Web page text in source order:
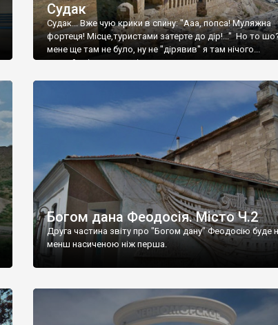
Судак
Судак... Вже чую крики в спину: "Ааа, попса! Муляжна
фортеця! Місце,туристами затерте до дір!..." Но то
мене ще там не було, ну не "дірявив" я там нічого...
принаймні до цього літа.
Богом дана Феодосія. Місто Ч.2
Друга частина звіту про "Богом дану" Феодосію буде
менш насиченою ніж перша.